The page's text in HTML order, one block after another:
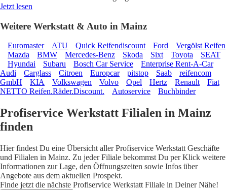
Jetzt lesen
Weitere Werkstatt & Auto in Mainz
Euromaster ATU Quick Reifendiscount Ford
Vergölst Reifen
Mazda
BMW Mercedes-Benz Skoda Sixt Toyota
SEAT
Hyundai
Subaru Bosch Car Service
Enterprise Rent-A-Car
Audi
Carglass Citroen Europcar pitstop Saab
reifencom
GmbH
KIA Volkswagen Volvo Opel Hertz Renault
Fiat
NETTO Reifen.Räder.Discount.
Autoservice Buchbinder
Profiservice Werkstatt Filialen in Mainz
finden
Hier findest Du eine Übersicht aller Profiservice Werkstatt Geschäfte
und Filialen in Mainz. Zu jeder Filiale bekommst Du per Klick weitere
Informationen zur Lage, den Öffnungszeiten sowie Infos über
Angebote aus dem aktuellen Prospekt.
Finde jetzt die nächste Profiservice Werkstatt Filiale in Deiner Nähe!